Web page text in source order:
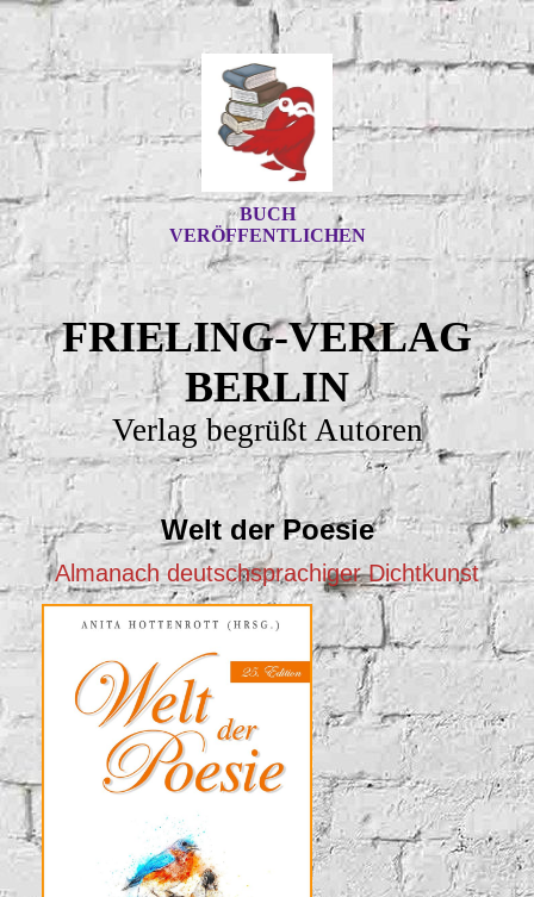
BUCH
VERÖFFENTLICHEN
FRIELING-VERLAG
BERLIN
Verlag begrüßt Autoren
Welt der Poesie
Almanach deutschsprachiger Dichtkunst